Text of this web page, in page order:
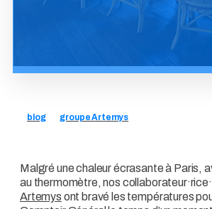
blog groupe Artemys
Malgré une chaleur écrasante à Paris,
au thermomètre, nos
Artemys ont bravé les températures